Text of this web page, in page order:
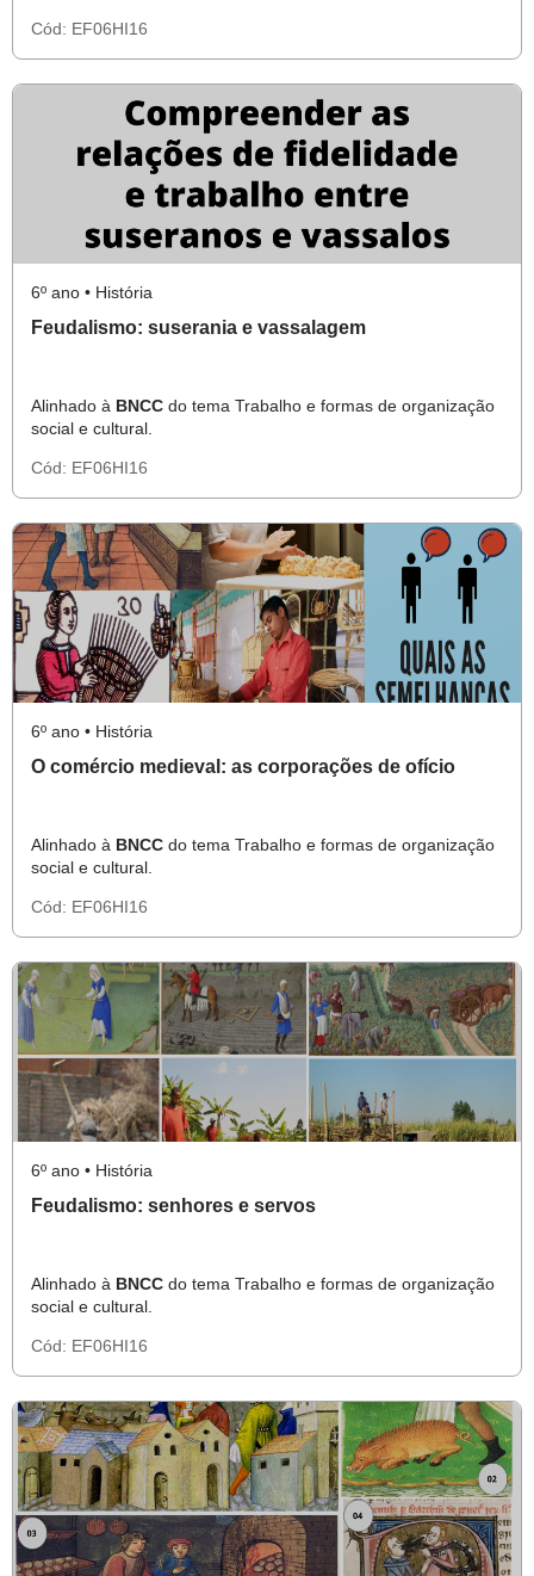
Cód: EF06HI16
6º ano • História
Feudalismo: suserania e vassalagem
Alinhado à BNCC do tema Trabalho e formas de organização
social e cultural.
Cód: EF06HI16
6º ano • História
O comércio medieval: as corporações de ofício
Alinhado à BNCC do tema Trabalho e formas de organização
social e cultural.
Cód: EF06HI16
6º ano • História
Feudalismo: senhores e servos
Alinhado à BNCC do tema Trabalho e formas de organização
social e cultural.
Cód: EF06HI16